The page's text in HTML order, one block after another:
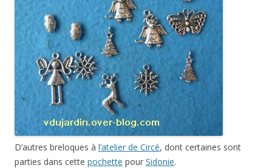
D’autres breloques à l’atelier de Circé, dont certaines sont
parties dans cette pochette pour Sidonie.